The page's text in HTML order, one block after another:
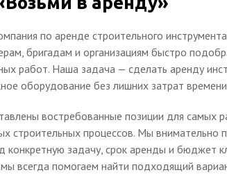
по аренде строительного
бригадам и организациям быстро
работ. Наша задача — сделать аренду
оборудование без лишних затрат
востребованные позиции для самых
строительных процессов. Мы внимательно
задачу, срок аренды и бюджет
мы всегда помогаем найти подходящий